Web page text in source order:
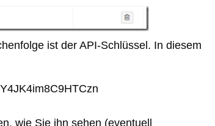
ist der API-Schlüssel. In diesem
wie Sie ihn sehen (eventuell